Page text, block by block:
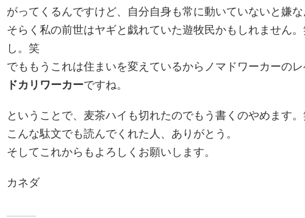
がってくるんですけど、自分自身も常に動いていないと嫌
そらく私の前世はヤギと戯れていた遊牧民かもしれません
し。笑
でももうこれは住まいを変えているからノマドワーカーのレ
ドカリワーカーですね。
ということで、麦茶ハイも切れたのでもう書くのやめます。
こんな駄文でも読んでくれた人、ありがとう。
そしてこれからもよろしくお願いします。
カネダ